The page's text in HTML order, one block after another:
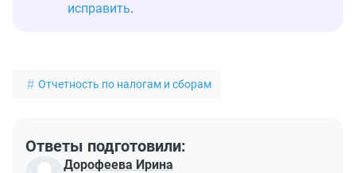
исправить.
Отчетность по налогам и сборам
Ответы подготовили:
Дорофеева Ирина